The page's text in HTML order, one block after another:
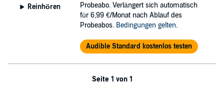
Reinhören
Probeabo. Verlängert sich automatisch
für 6,99 €/Monat nach Ablauf des
Probeabos. Bedingungen gelten.
Audible Standard kostenlos testen
Seite 1 von 1